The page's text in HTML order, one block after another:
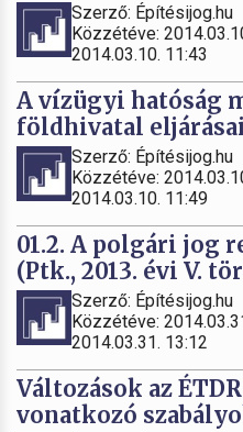
Szerző: Építésijog.hu
Közzétéve:
2014.03.10. 11:43
A vízügyi hatóság
földhivatal
Szerző: Építésijog.hu
Közzétéve:
2014.03.10. 11:49
01.2. A polgári jog
(Ptk., 2013. évi V.
Szerző: Építésijog.hu
Közzétéve:
2014.03.31. 13:12
Változások az
vonatkozó